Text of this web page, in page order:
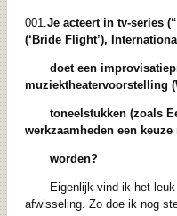
001. Je acteert in tv-series
(‘Bride Flight’),
doet een
muziektheatervoorstelling
toneelstukken (zoals
werkzaamheden een
worden?
Eigenlijk vind ik het leuk
afwisseling. Zo doe ik nog